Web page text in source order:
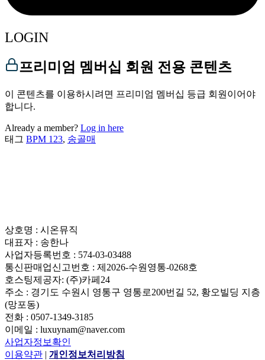
LOGIN
프리미엄 멤버십 회원 전용 콘텐츠
이 콘텐츠를 이용하시려면 프리미엄 멤버십 등급 회원이어야
합니다.
Already a member? Log in here
태그 BPM 123, 송골매
상호명 : 시온뮤직
대표자 : 송한나
사업자등록번호 : 574-03-03488
통신판매업신고번호 : 제2026-수원영통-0268호
호스팅제공자: (주)카페24
주소 : 경기도 수원시 영통구 영통로200번길 52, 황오빌딩 지층
(망포동)
전화 : 0507-1349-3185
이메일 : luxuynam@naver.com
사업자정보확인
이용약관 | 개인정보처리방침